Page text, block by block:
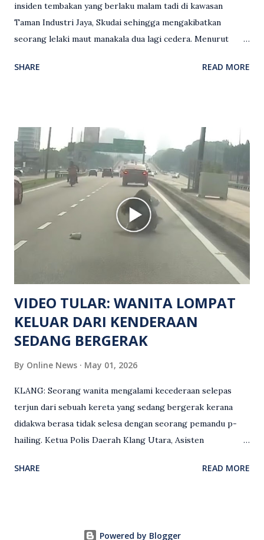
insiden tembakan yang berlaku malam tadi di kawasan
Taman Industri Jaya, Skudai sehingga mengakibatkan
seorang lelaki maut manakala dua lagi cedera. Menurut
kejadian berlaku sekitar jam 11 malam dan pihak polis
hiburan di kawasan berkenaan. Seorang mangsa disahkan
meninggal dunia di lokasi kejadian akibat terkena tembakan,
manakala seorang lagi mangsa mengalami kecederaan.
Turut dipercayai terdapat seorang lagi individu cedera
namun identitinya masih belum dikenal pasti selepas dibawa
keluar dari lokasi oleh kenalannya. Polis kini sedang giat
mengesan dua suspek yang masih bebas bagi membantu
siasatan lanjut. Kes disiasat mengikut Seksyen 302 Kanun
Keseksaan kerana membunuh. Orang ramai yang mempunyai
maklumat diminta t...
SHARE READ MORE
VIDEO TULAR: WANITA LOMPAT
KELUAR DARI KENDERAAN
SEDANG BERGERAK
By Online News May 01, 2026
KLANG: Seorang wanita mengalami kecederaan selepas
terjun dari sebuah kereta yang sedang bergerak kerana
didakwa berasa tidak selesa dengan seorang pemandu p-
hailing. Ketua Polis Daerah Klang Utara, Asisten
(2 Mei), berkata pemandu berusia 47 tahun itu telah
SHARE READ MORE
Powered by Blogger